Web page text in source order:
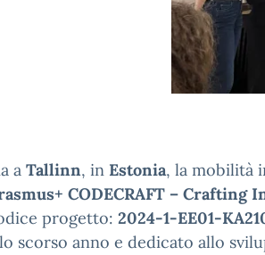
a Tallinn, in Estonia, la mobilità
CODECRAFT – Crafting
progetto: 2024-1-EE01-
scorso anno e dedicato allo